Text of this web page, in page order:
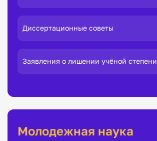
Диссертационные советы
Заявления о лишении учёной степени
Молодежная наука